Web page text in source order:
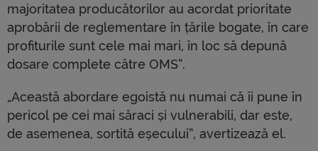
majoritatea producătorilor au acordat prioritate
aprobării de reglementare în țările bogate, în care
profiturile sunt cele mai mari, în loc să depună
dosare complete către OMS”.
„Această abordare egoistă nu numai că îi pune în
pericol pe cei mai săraci și vulnerabili, dar este,
de asemenea, sortită eșecului”, avertizează el.